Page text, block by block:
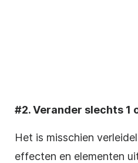
#2. Verander slechts 1
Het is misschien
effecten en elementen